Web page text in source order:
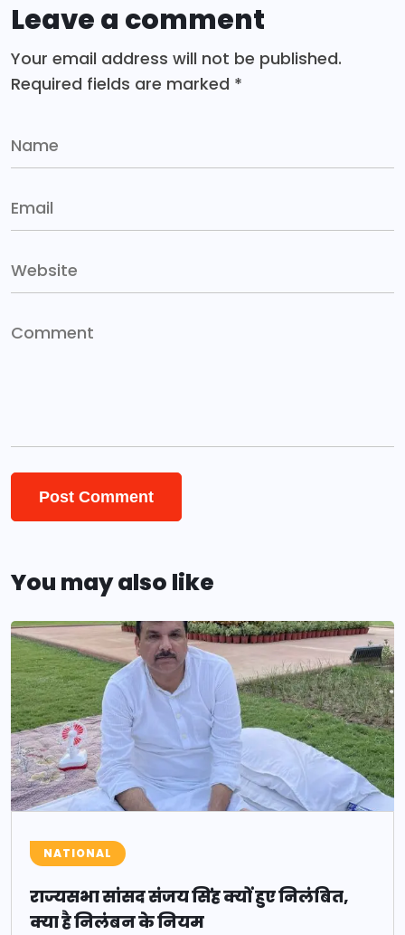
Leave a comment
Your email address will not be published.
Required fields are marked *
You may also like
NATIONAL
राज्यसभा सांसद संजय सिंह क्यों हुए निलंबित,
क्या है निलंबन के नियम